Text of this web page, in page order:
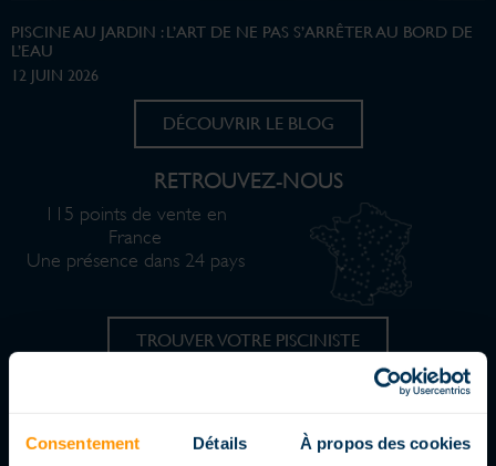
Consentement Détails À propos des cookies
PISCINE AU JARDIN : L’ART DE NE PAS S’ARRÊTER AU BORD DE
L’EAU
12 JUIN 2026
DÉCOUVRIR LE BLOG
RETROUVEZ-NOUS
115 points de vente en
France
Une présence dans 24 pays
TROUVER VOTRE PISCINISTE
REJOIGNEZ UN RÉSEAU DYNAMIQUE